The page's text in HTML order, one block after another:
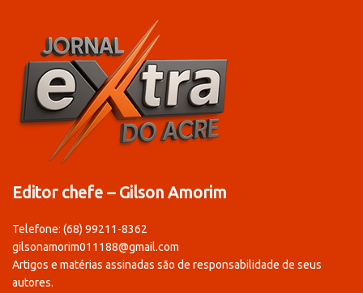
Editor chefe – Gilson Amorim
Telefone: (68) 99211-8362
gilsonamorim011188@gmail.com
Artigos e matérias assinadas são de responsabilidade de seus
autores.